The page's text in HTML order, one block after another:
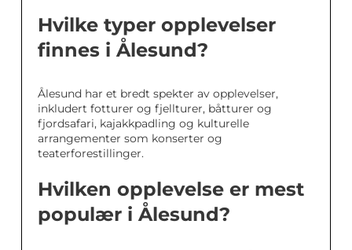
Hvilke typer opplevelser
finnes i Ålesund?
Ålesund har et bredt spekter av opplevelser,
inkludert fotturer og fjellturer, båtturer og
fjordsafari, kajakkpadling og kulturelle
arrangementer som konserter og
teaterforestillinger.
Hvilken opplevelse er mest
populær i Ålesund?